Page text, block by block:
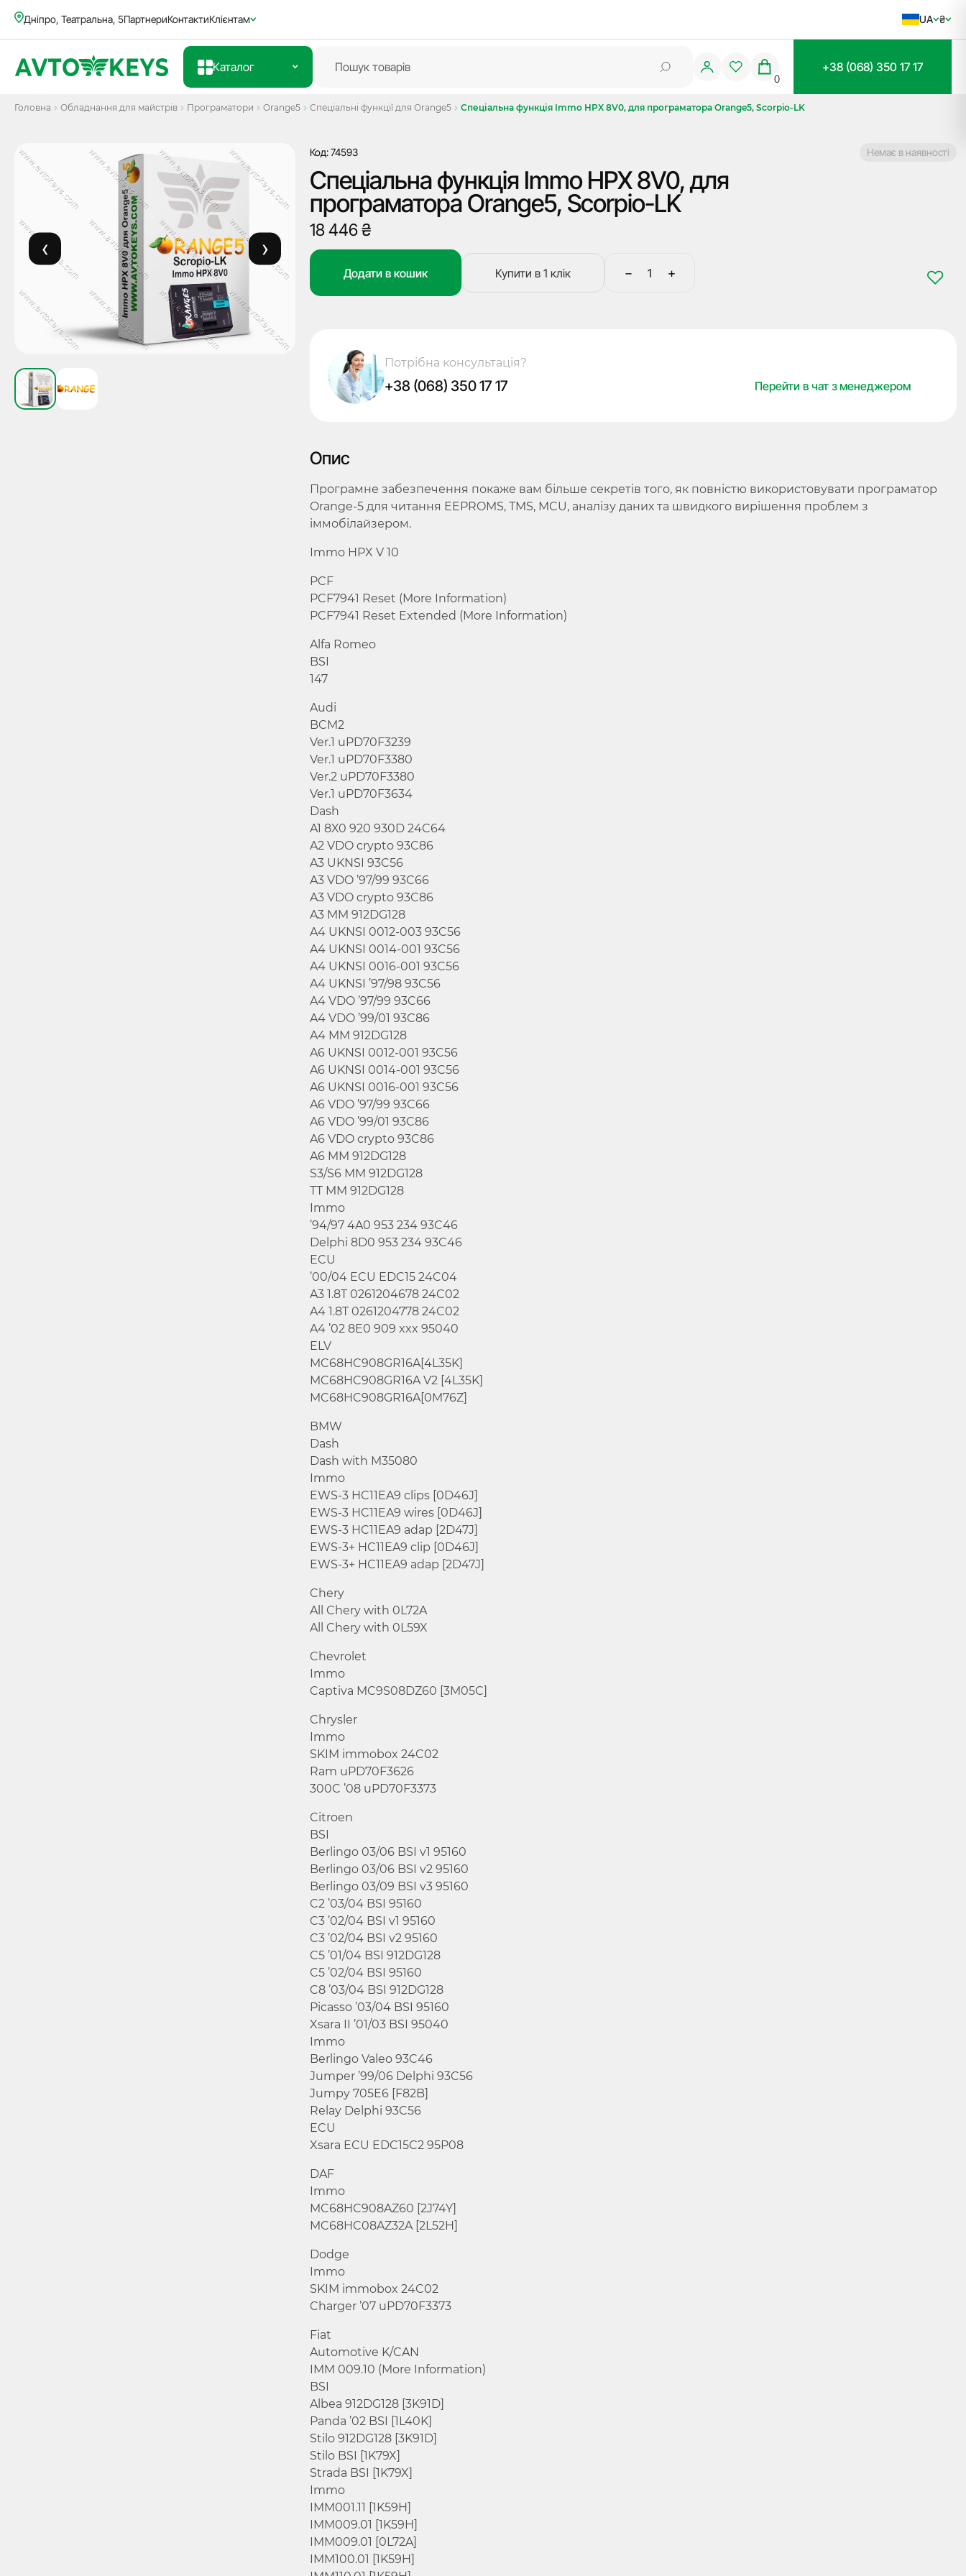
Дніпро, Театральна, 5ПартнериКонтактиКлієнтам UA ₴
Каталог
0
+38 (068) 350 17 17
Головна Обладнання для майстрів Програматори Orange5 Спеціальні функції для Orange5 Спеціальна функція Immo HPX 8V0, для програматора Orange5, Scorpio-LK
Код: 74593 Немає в наявності
Спеціальна функція Immo HPX 8V0, для
програматора Orange5, Scorpio-LK
18 446₴
−
Спеціальна
+
Додати в кошик Купити в 1 клік
Потрібна консультація?
+38 (068) 350 17 17 Перейти в чат з менеджером
Опис
Програмне забезпечення покаже вам більше секретів того, як повністю використовувати програматор
Orange-5 для читання EEPROMS, TMS, MCU, аналізу даних та швидкого вирішення проблем з
іммобілайзером.
Immo HPX V 10
PCF
PCF7941 Reset (More Information)
PCF7941 Reset Extended (More Information)
Alfa Romeo
BSI
147
Audi
BCM2
Ver.1 uPD70F3239
Ver.1 uPD70F3380
Ver.2 uPD70F3380
Ver.1 uPD70F3634
Dash
A1 8X0 920 930D 24C64
A2 VDO crypto 93C86
A3 UKNSI 93C56
A3 VDO ’97/99 93C66
A3 VDO crypto 93C86
A3 MM 912DG128
A4 UKNSI 0012-003 93C56
A4 UKNSI 0014-001 93C56
A4 UKNSI 0016-001 93C56
A4 UKNSI ’97/98 93C56
A4 VDO ’97/99 93C66
A4 VDO ’99/01 93C86
A4 MM 912DG128
A6 UKNSI 0012-001 93C56
A6 UKNSI 0014-001 93C56
A6 UKNSI 0016-001 93C56
A6 VDO ’97/99 93C66
A6 VDO ’99/01 93C86
A6 VDO crypto 93C86
A6 MM 912DG128
S3/S6 MM 912DG128
TT MM 912DG128
Immo
’94/97 4A0 953 234 93C46
Delphi 8D0 953 234 93C46
ECU
’00/04 ECU EDC15 24C04
A3 1.8T 0261204678 24C02
A4 1.8T 0261204778 24C02
A4 ’02 8E0 909 xxx 95040
ELV
MC68HC908GR16A[4L35K]
MC68HC908GR16A V2 [4L35K]
MC68HC908GR16A[0M76Z]
BMW
Dash
Dash with M35080
Immo
EWS-3 HC11EA9 clips [0D46J]
EWS-3 HC11EA9 wires [0D46J]
EWS-3 HC11EA9 adap [2D47J]
EWS-3+ HC11EA9 clip [0D46J]
EWS-3+ HC11EA9 adap [2D47J]
Chery
All Chery with 0L72A
All Chery with 0L59X
Chevrolet
Immo
Captiva MC9S08DZ60 [3M05C]
Chrysler
Immo
SKIM immobox 24C02
Ram uPD70F3626
300C ’08 uPD70F3373
Citroen
BSI
Berlingo 03/06 BSI v1 95160
Berlingo 03/06 BSI v2 95160
Berlingo 03/09 BSI v3 95160
C2 ’03/04 BSI 95160
C3 ’02/04 BSI v1 95160
C3 ’02/04 BSI v2 95160
C5 ’01/04 BSI 912DG128
C5 ’02/04 BSI 95160
C8 ’03/04 BSI 912DG128
Picasso ’03/04 BSI 95160
Xsara II ’01/03 BSI 95040
Immo
Berlingo Valeo 93C46
Jumper ’99/06 Delphi 93C56
Jumpy 705E6 [F82B]
Relay Delphi 93C56
ECU
Xsara ECU EDC15C2 95P08
DAF
Immo
MC68HC908AZ60 [2J74Y]
MC68HC08AZ32A [2L52H]
Dodge
Immo
SKIM immobox 24C02
Charger ’07 uPD70F3373
Fiat
Automotive K/CAN
IMM 009.10 (More Information)
BSI
Albea 912DG128 [3K91D]
Panda ’02 BSI [1L40K]
Stilo 912DG128 [3K91D]
Stilo BSI [1K79X]
Strada BSI [1K79X]
Immo
IMM001.11 [1K59H]
IMM009.01 [1K59H]
IMM009.01 [0L72A]
IMM100.01 [1K59H]